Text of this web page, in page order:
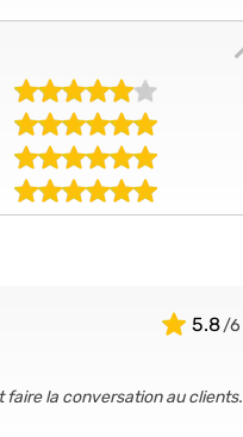
5.8
faire la conversation au clients.